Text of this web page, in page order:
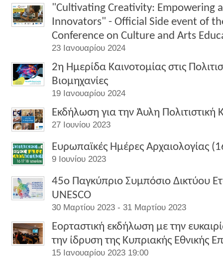
"Cultivating Creativity: Empowering
Innovators" - Official Side event of
Conference on Culture and Arts
23 Ιανουαρίου 2024
2η Ημερίδα Καινοτομίας στις
Βιομηχανίες
19 Ιανουαρίου 2024
Εκδήλωση για την Άυλη
27 Ιουνίου 2023
Ευρωπαϊκές Ημέρες Αρχαιολογίας
9 Ιουνίου 2023
45ο Παγκύπριο Συμπόσιο Δικτύου
UNESCO
30 Μαρτίου 2023 - 31 Μαρτίου 2023
Εορταστική εκδήλωση με την
την ίδρυση της Κυπριακής Εθνικής
15 Ιανουαρίου 2023 19:00